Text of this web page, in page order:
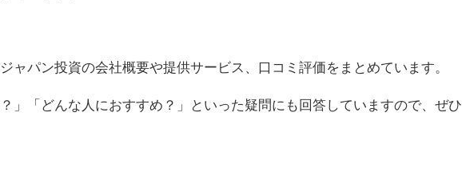
ャパン投資の会社概要や提供サービス、口コミ評価をまとめています。
」「どんな人におすすめ？」といった疑問にも回答していますので、ぜひ